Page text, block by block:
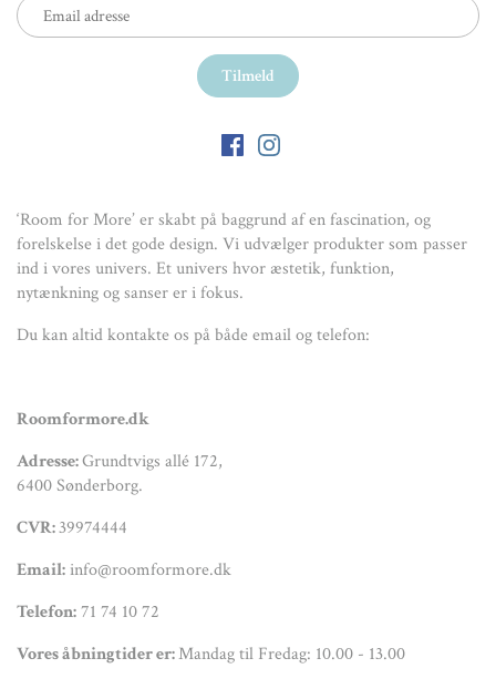
‘Room for More’ er skabt på baggrund af en fascination, og
forelskelse i det gode design. Vi udvælger produkter som passer
ind i vores univers. Et univers hvor æstetik, funktion,
nytænkning og sanser er i fokus.
Du kan altid kontakte os på både email og telefon:
Roomformore.dk
Adresse:Grundtvigs allé 172,
6400 Sønderborg.
CVR:39974444
Email:info@roomformore.dk
Telefon:71 74 10 72
Vores åbningtider er:Mandag til Fredag: 10.00 - 13.00